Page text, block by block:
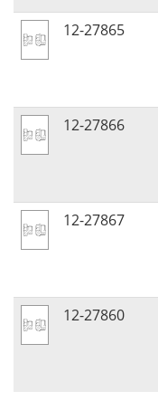
12-27865
12-27866
12-27867
12-27860